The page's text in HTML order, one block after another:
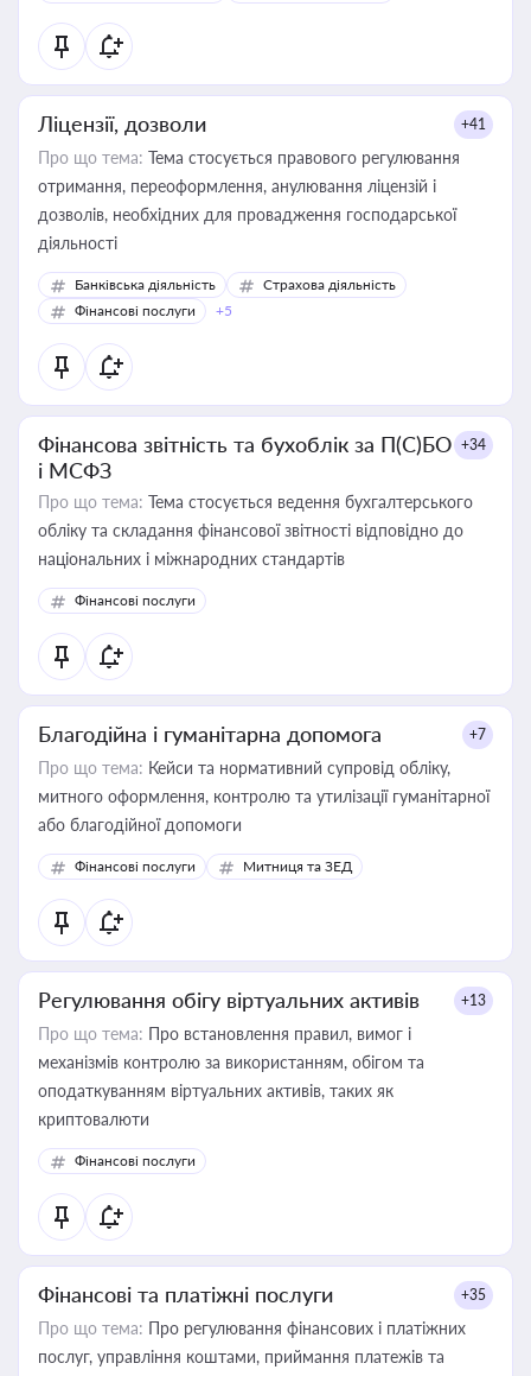
Ліцензії, дозволи +41
Про що тема: Тема стосується правового регулювання
отримання, переоформлення, анулювання ліцензій і
дозволів, необхідних для провадження господарської
діяльності
Банківська діяльність
Страхова діяльність
Фінансові послуги
+5
Фінансова звітність та бухоблік за П(С)БО
і МСФЗ
+34
Про що тема: Тема стосується ведення бухгалтерського
обліку та складання фінансової звітності відповідно до
національних і міжнародних стандартів
Фінансові послуги
Благодійна і гуманітарна допомога +7
Про що тема: Кейси та нормативний супровід обліку,
митного оформлення, контролю та утилізації гуманітарної
або благодійної допомоги
Фінансові послуги Митниця та ЗЕД
Регулювання обігу віртуальних активів +13
Про що тема: Про встановлення правил, вимог і
механізмів контролю за використанням, обігом та
оподаткуванням віртуальних активів, таких як
криптовалюти
Фінансові послуги
Фінансові та платіжні послуги +35
Про що тема: Про регулювання фінансових і платіжних
послуг, управління коштами, приймання платежів та